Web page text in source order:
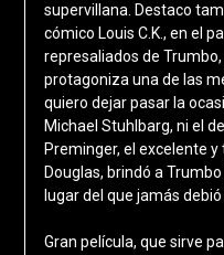
supervillana. Destaco
cómico Louis C.K., en el
represaliados de
protagoniza una de las
quiero dejar pasar la
Michael Stuhlbarg, ni el
Preminger, el excelente
Douglas, brindó a
lugar del que jamás debió
Gran película, que sirve